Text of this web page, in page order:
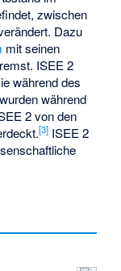
zwischen
Dazu
mit seinen
ISEE 2
während des
während
2 von den
[3] ISEE 2